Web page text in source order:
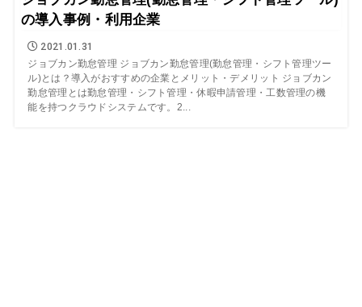
の導入事例・利用企業
2021.01.31
ジョブカン勤怠管理 ジョブカン勤怠管理(勤怠管理・シフト管理ツー
ル)とは？導入がおすすめの企業とメリット・デメリット ジョブカン
勤怠管理とは勤怠管理・シフト管理・休暇申請管理・工数管理の機
能を持つクラウドシステムです。2...